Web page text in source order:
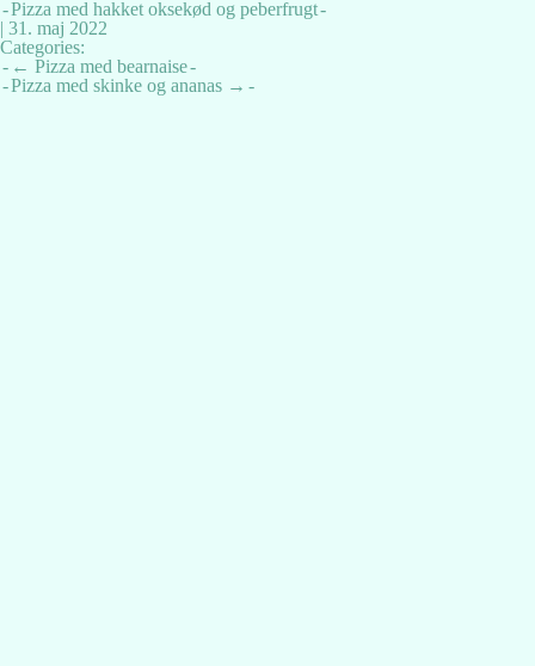
Pizza med hakket oksekød og peberfrugt
| 31. maj 2022
Categories:
Indlægsnavigation
← Pizza med bearnaise
Pizza med skinke og ananas →